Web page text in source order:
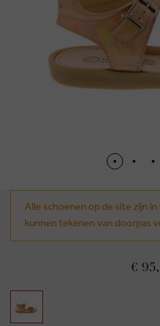
Alle schoenen op de site zijn
kunnen tekenen van doorpas
€